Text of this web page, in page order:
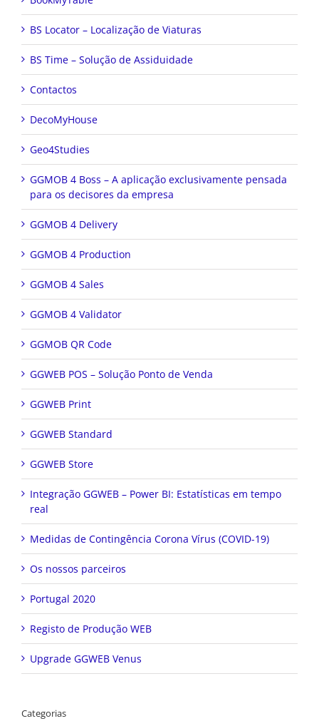
BS Locator – Localização de Viaturas
BS Time – Solução de Assiduidade
Contactos
DecoMyHouse
Geo4Studies
GGMOB 4 Boss – A aplicação exclusivamente pensada
para os decisores da empresa
GGMOB 4 Delivery
GGMOB 4 Production
GGMOB 4 Sales
GGMOB 4 Validator
GGMOB QR Code
GGWEB POS – Solução Ponto de Venda
GGWEB Print
GGWEB Standard
GGWEB Store
Integração GGWEB – Power BI: Estatísticas em tempo
real
Medidas de Contingência Corona Vírus (COVID-19)
Os nossos parceiros
Portugal 2020
Registo de Produção WEB
Upgrade GGWEB Venus
Categorias